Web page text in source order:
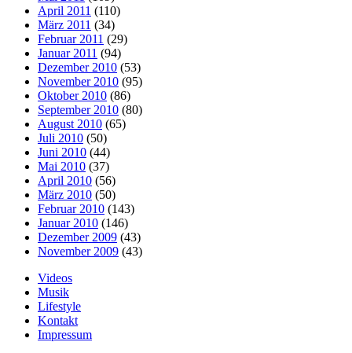
April 2011 (110)
März 2011 (34)
Februar 2011 (29)
Januar 2011 (94)
Dezember 2010 (53)
November 2010 (95)
Oktober 2010 (86)
September 2010 (80)
August 2010 (65)
Juli 2010 (50)
Juni 2010 (44)
Mai 2010 (37)
April 2010 (56)
März 2010 (50)
Februar 2010 (143)
Januar 2010 (146)
Dezember 2009 (43)
November 2009 (43)
Videos
Musik
Lifestyle
Kontakt
Impressum